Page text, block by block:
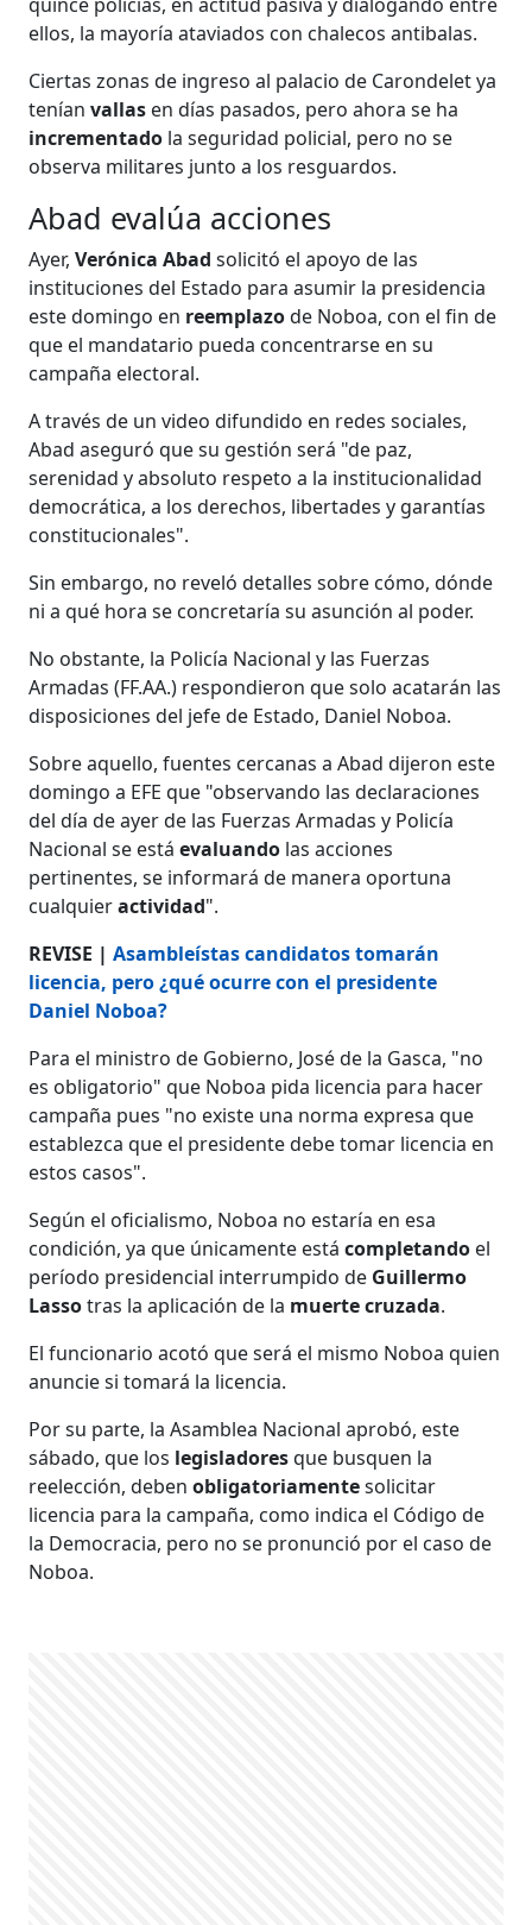
ellos, la mayoría ataviados con chalecos antibalas.
Ciertas zonas de ingreso al palacio de Carondelet ya
teníanvallas en días pasados, pero ahora se ha
incrementado la seguridad policial, pero no se
observa militares junto a los resguardos.
Abad evalúa acciones
Ayer,Verónica Abad solicitó el apoyo de las
instituciones del Estado para asumir la presidencia
este domingo en reemplazode Noboa, con el fin de
que el mandatario pueda concentrarse en su
campaña electoral.
A través de un video difundido en redes sociales,
Abad aseguró que su gestión será "de paz,
serenidad y absoluto respeto a la institucionalidad
democrática, a los derechos, libertades y garantías
constitucionales".
Sin embargo, no reveló detalles sobre cómo, dónde
ni a qué hora se concretaría su asunción al poder.
No obstante, la Policía Nacional y las Fuerzas
Armadas (FF.AA.) respondieron que solo acatarán las
disposiciones del jefe de Estado, Daniel Noboa.
Sobre aquello, fuentes cercanas a Abad dijeron este
domingo a EFE que "observando las declaraciones
del día de ayer de las Fuerzas Armadas y Policía
Nacional se estáevaluando las acciones
pertinentes, se informará de manera oportuna
cualquieractividad".
REVISE |Asambleístas candidatos tomarán
licencia, pero ¿qué ocurre con el presidente
Daniel Noboa?
Para el ministro de Gobierno, José de la Gasca, "no
es obligatorio" que Noboa pida licencia para hacer
campaña pues "no existe una norma expresa que
establezca que el presidente debe tomar licencia en
estos casos".
Según el oficialismo, Noboa no estaría en esa
condición, ya que únicamente estácompletando el
período presidencial interrumpido de Guillermo
Lassotras la aplicación de la muerte cruzada.
El funcionario acotó que será el mismo Noboa quien
anuncie si tomará la licencia.
Por su parte, la Asamblea Nacional aprobó, este
sábado, que los legisladoresque busquen la
reelección, debenobligatoriamentesolicitar
licencia para la campaña, como indica el Código de
la Democracia, pero no se pronunció por el caso de
Noboa.